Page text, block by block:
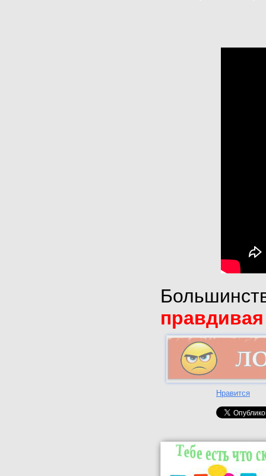
правдивая
Нравится